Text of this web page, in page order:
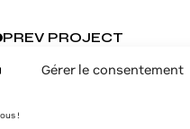
Gérer le consentement
!
PREV PROJECT